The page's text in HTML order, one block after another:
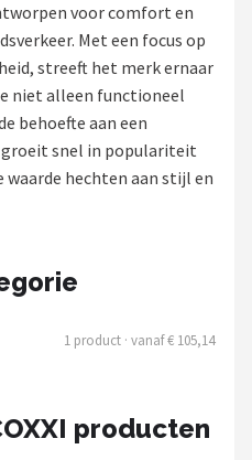
voor comfort en
Met een focus op
streeft het merk ernaar
niet alleen functioneel
behoefte aan een
groeit snel in populariteit
hechten aan stijl en
1 product · vanaf € 105,14
producten